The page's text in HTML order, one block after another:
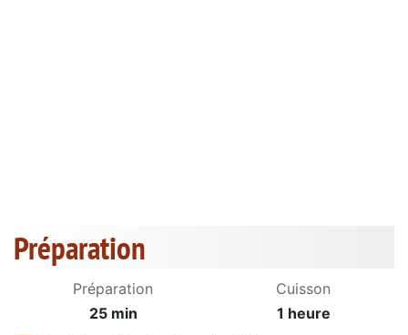
Préparation
Préparation
25 min
Cuisson
1 heure